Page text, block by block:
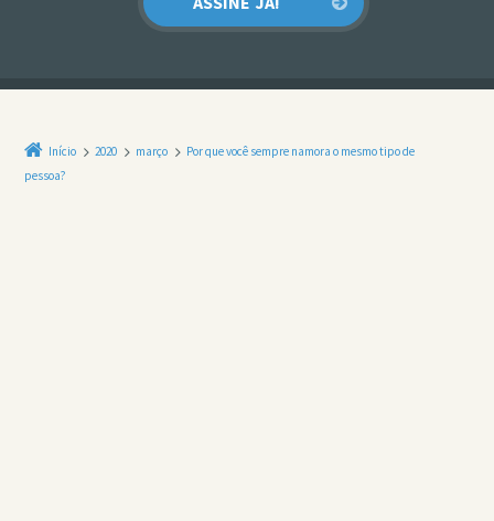
Início 2020 março
Por que você sempre namora o mesmo tipo de
pessoa?